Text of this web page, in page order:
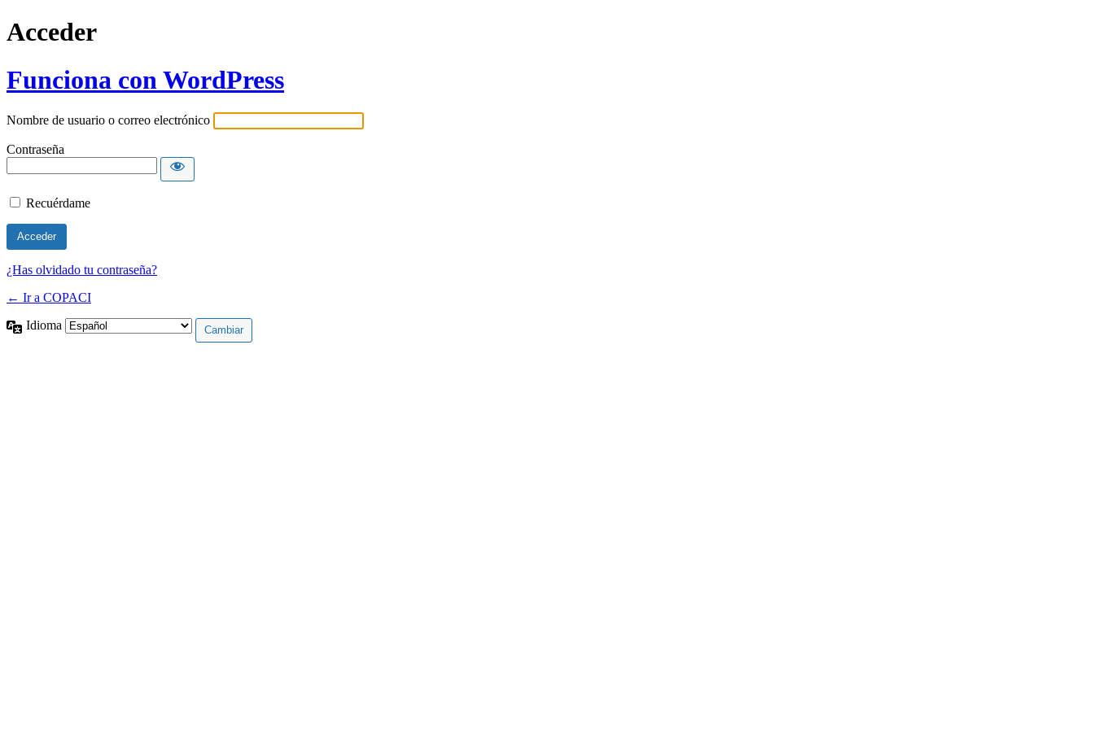
Acceder
Funciona con WordPress
Nombre de usuario o correo electrónico
Contraseña
Recuérdame
¿Has olvidado tu contraseña?
← Ir a COPACI
Idioma